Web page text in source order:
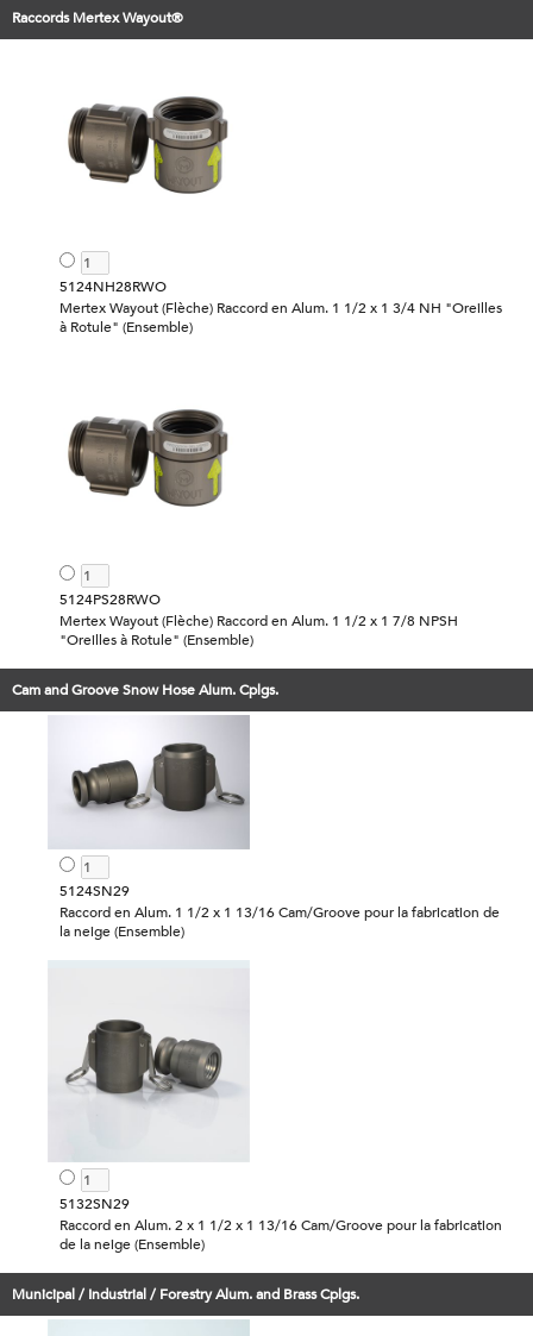
Raccords Mertex Wayout®
5124NH28RWO
Mertex Wayout (Flèche) Raccord en Alum. 1 1/2 x 1 3/4 NH "Oreilles
à Rotule" (Ensemble)
5124PS28RWO
Mertex Wayout (Flèche) Raccord en Alum. 1 1/2 x 1 7/8 NPSH
"Oreilles à Rotule" (Ensemble)
Cam and Groove Snow Hose Alum. Cplgs.
5124SN29
Raccord en Alum. 1 1/2 x 1 13/16 Cam/Groove pour la fabrication de
la neige (Ensemble)
5132SN29
Raccord en Alum. 2 x 1 1/2 x 1 13/16 Cam/Groove pour la fabrication
de la neige (Ensemble)
Municipal / Industrial / Forestry Alum. and Brass Cplgs.